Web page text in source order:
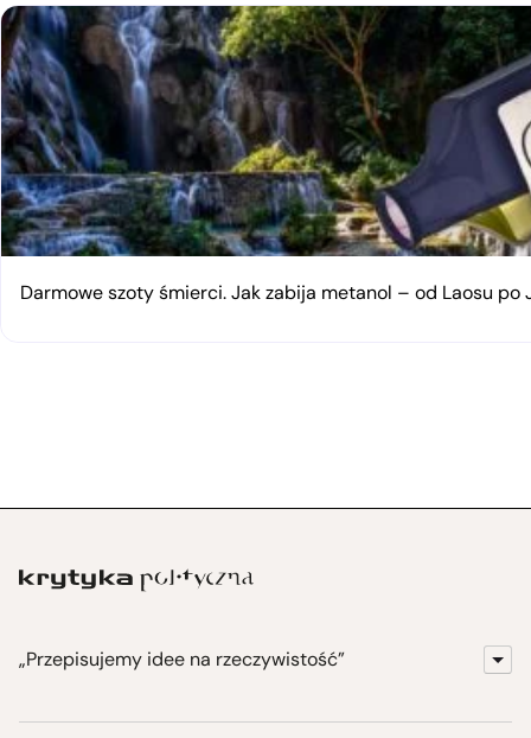
Darmowe szoty śmierci. Jak zabija metanol – od Laosu po
„Przepisujemy idee na rzeczywistość”